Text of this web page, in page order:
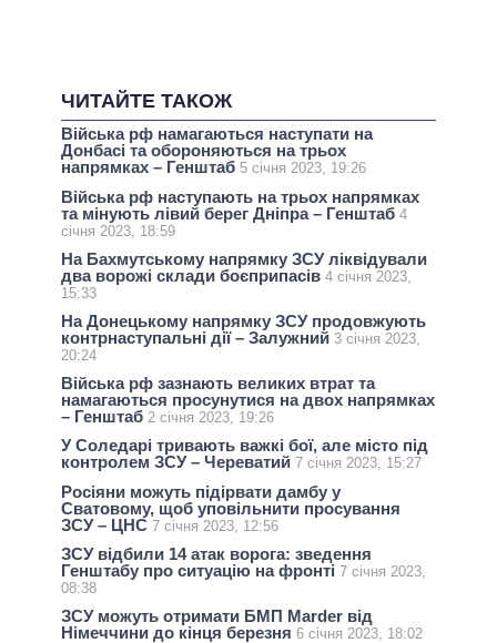
ЧИТАЙТЕ ТАКОЖ
Війська рф намагаються наступати на
Донбасі та обороняються на трьох
напрямках – Генштаб 5 січня 2023, 19:26
Війська рф наступають на трьох напрямках
та мінують лівий берег Дніпра – Генштаб 4
січня 2023, 18:59
На Бахмутському напрямку ЗСУ ліквідували
два ворожі склади боєприпасів 4 січня 2023,
15:33
На Донецькому напрямку ЗСУ продовжують
контрнаступальні дії – Залужний 3 січня 2023,
20:24
Війська рф зазнають великих втрат та
намагаються просунутися на двох напрямках
– Генштаб 2 січня 2023, 19:26
У Соледарі тривають важкі бої, але місто під
контролем ЗСУ – Череватий 7 січня 2023, 15:27
Росіяни можуть підірвати дамбу у
Сватовому, щоб уповільнити просування
ЗСУ – ЦНС 7 січня 2023, 12:56
ЗСУ відбили 14 атак ворога: зведення
Генштабу про ситуацію на фронті 7 січня 2023,
08:38
ЗСУ можуть отримати БМП Marder від
Німеччини до кінця березня 6 січня 2023, 18:02